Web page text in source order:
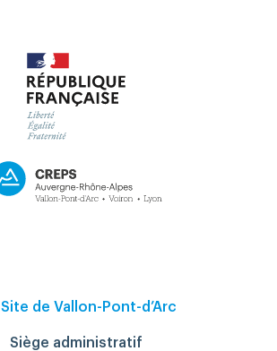
Site de Vallon-Pont-d’Arc
Siège administratif